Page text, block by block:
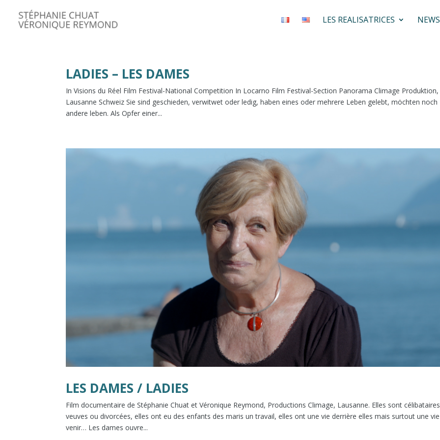
LES REALISATRICES NEWS
LADIES – LES DAMES
In Visions du Réel Film Festival-National Competition In Locarno Film Festival-Section Panorama Climage Produktion,
Lausanne Schweiz Sie sind geschieden, verwitwet oder ledig, haben eines oder mehrere Leben gelebt, möchten noch
andere leben. Als Opfer einer...
LES DAMES / LADIES
Film documentaire de Stéphanie Chuat et Véronique Reymond, Productions Climage, Lausanne. Elles sont
veuves ou divorcées, elles ont eu des enfants des maris un travail, elles ont une vie derrière elles mais surtout une
venir… Les dames ouvre...